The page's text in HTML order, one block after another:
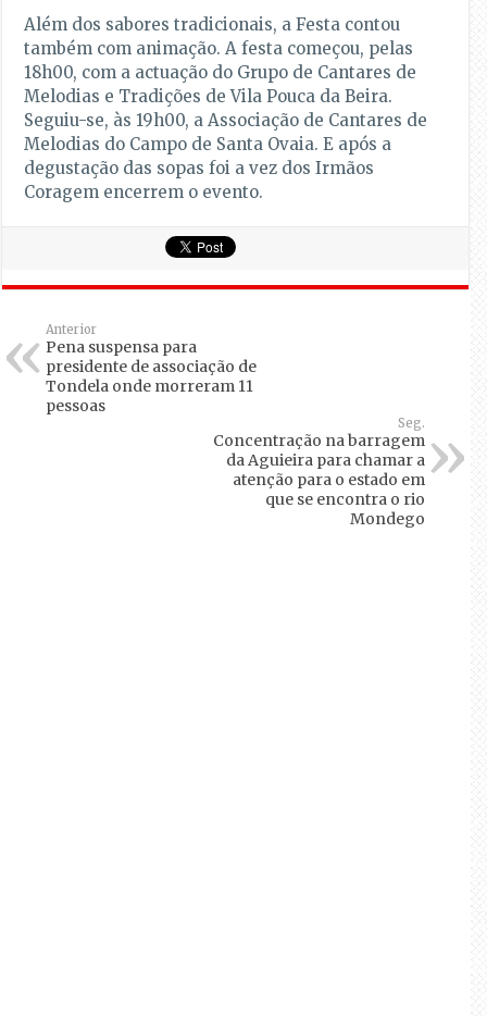
Além dos sabores tradicionais, a Festa contou
também com animação. A festa começou, pelas
18h00, com a actuação do Grupo de Cantares de
Melodias e Tradições de Vila Pouca da Beira.
Seguiu-se, às 19h00, a Associação de Cantares de
Melodias do Campo de Santa Ovaia. E após a
degustação das sopas foi a vez dos Irmãos
Coragem encerrem o evento.
Anterior
Pena suspensa para
presidente de associação de
Tondela onde morreram 11
pessoas
Seg.
Concentração na barragem
da Aguieira para chamar a
atenção para o estado em
que se encontra o rio
Mondego